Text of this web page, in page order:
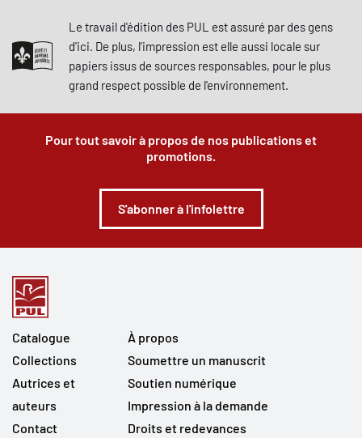
Le travail d'édition des PUL est assuré par des gens
d'ici. De plus, l'impression est elle aussi locale sur
papiers issus de sources responsables, pour le plus
grand respect possible de l'environnement.
Pour tout savoir à propos de nos publications et
promotions.
S'abonner à l'infolettre
Catalogue
Collections
Autrices et
auteurs
Contact
À propos
Soumettre un manuscrit
Soutien numérique
Impression à la demande
Droits et redevances